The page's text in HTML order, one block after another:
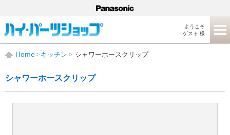
ようこそ
ゲスト 様
Home キッチン シャワーホースクリップ
シャワーホースクリップ